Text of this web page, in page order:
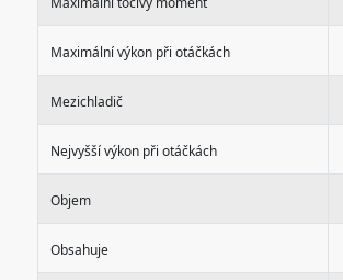
Maximální výkon při otáčkách
Mezichladič
Nejvyšší výkon při otáčkách
Objem
Obsahuje